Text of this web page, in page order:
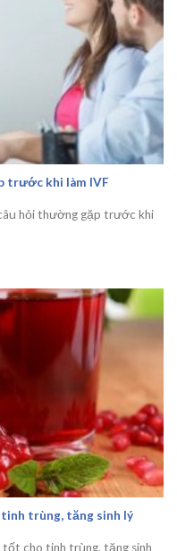
trước khi làm IVF
hỏi thường gặp trước khi
trùng, tăng sinh lý
tốt cho tinh trùng, tăng sinh